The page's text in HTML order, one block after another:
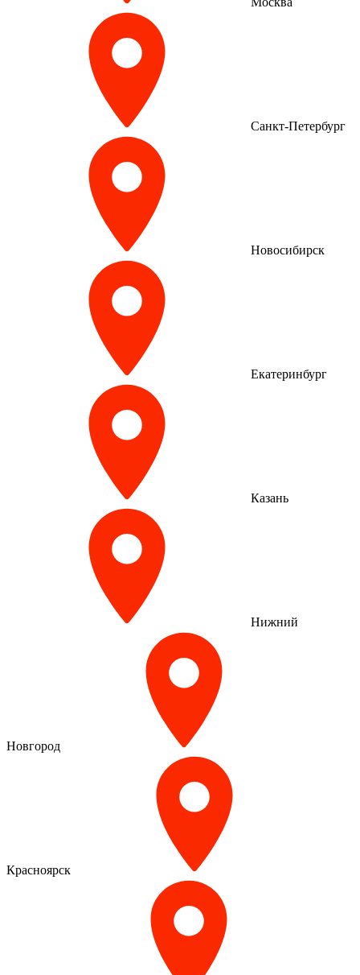
Санкт-Петербург
Новосибирск
Екатеринбург
Казань
Нижний
Новгород
Красноярск